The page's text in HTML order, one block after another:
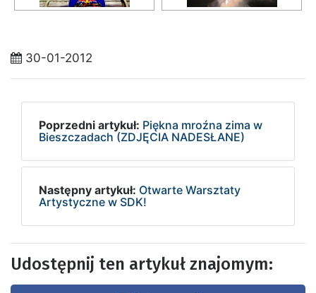
30-01-2012
Poprzedni artykuł: Piękna mroźna zima w
Bieszczadach (ZDJĘCIA NADESŁANE)
Następny artykuł: Otwarte Warsztaty
Artystyczne w SDK!
Udostępnij ten artykuł znajomym: